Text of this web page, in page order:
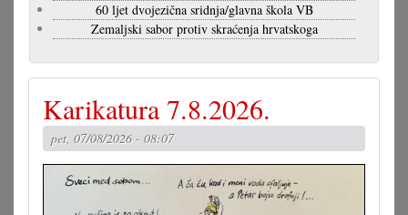
60 ljet dvojezična sridnja/glavna škola VB
Zemaljski sabor protiv skraćenja hrvatskoga
Karikatura 7.8.2026.
pet, 07/08/2026 - 08:07